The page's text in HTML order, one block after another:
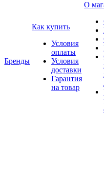
Бренды
Как купить
Условия
оплаты
Условия
доставки
Гарантия
на товар
О